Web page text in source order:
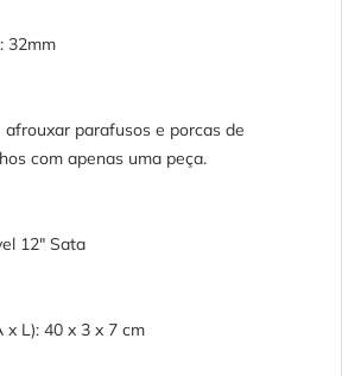
32mm
parafusos e porcas de
com apenas uma peça.
12" Sata
x L): 40 x 3 x 7 cm